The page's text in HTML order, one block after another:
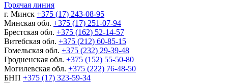
Горячая линия
г. Минск +375 (17) 243-08-95
Минская обл. +375 (17) 251-07-94
Брестская обл. +375 (162) 52-14-57
Витебская обл. +375 (212) 60-85-15
Гомельская обл. +375 (232) 29-39-48
Гродненская обл. +375 (152) 55-50-80
Могилевская обл. +375 (222) 76-48-50
БНП +375 (17) 323-59-34